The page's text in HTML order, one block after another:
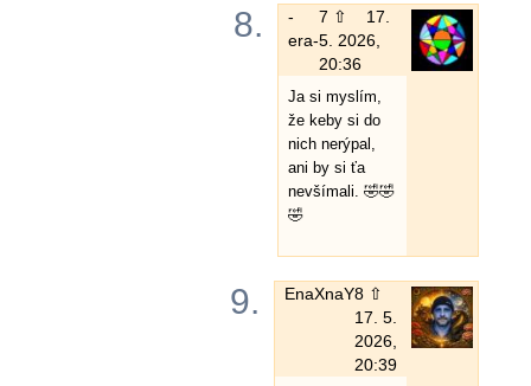
8.
-
era-
7 ⇧
17.
5. 2026,
20:36
Ja si myslím,
že keby si do
nich nerýpal,
ani by si ťa
nevšímali. 🤣🤣
🤣
9. EnaXnaY8 ⇧
17. 5.
2026,
20:39